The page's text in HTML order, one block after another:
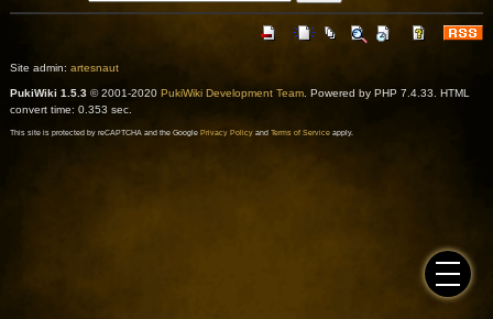
Site admin: artesnaut
PukiWiki 1.5.3© 2001-2020 PukiWiki Development Team. Powered by PHP 7.4.33. HTML
convert time: 0.353 sec.
This site is protected by reCAPTCHA and the Google Privacy Policyand Terms of Serviceapply.